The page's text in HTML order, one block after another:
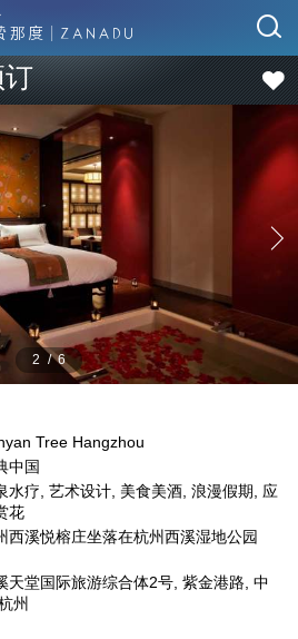
2 / 6
Tree Hangzhou
中国
水疗, 艺术设计, 美食美酒, 浪漫假期, 应
花
西溪悦榕庄坐落在杭州西溪湿地公园
天堂国际旅游综合体2号, 紫金港路, 中
州